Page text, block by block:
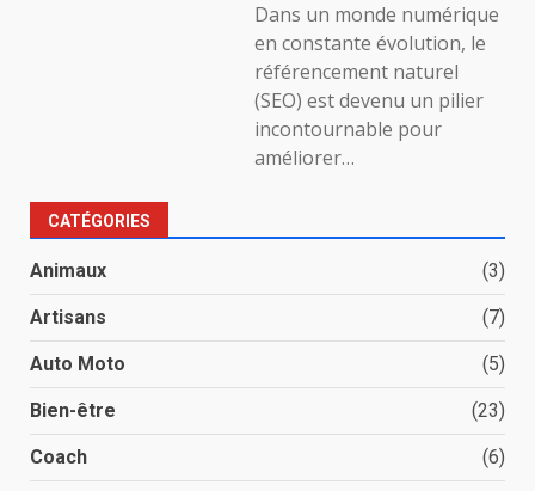
Dans un monde numérique
en constante évolution, le
référencement naturel
(SEO) est devenu un pilier
incontournable pour
améliorer…
CATÉGORIES
Animaux (3)
Artisans (7)
Auto Moto (5)
Bien-être (23)
Coach (6)